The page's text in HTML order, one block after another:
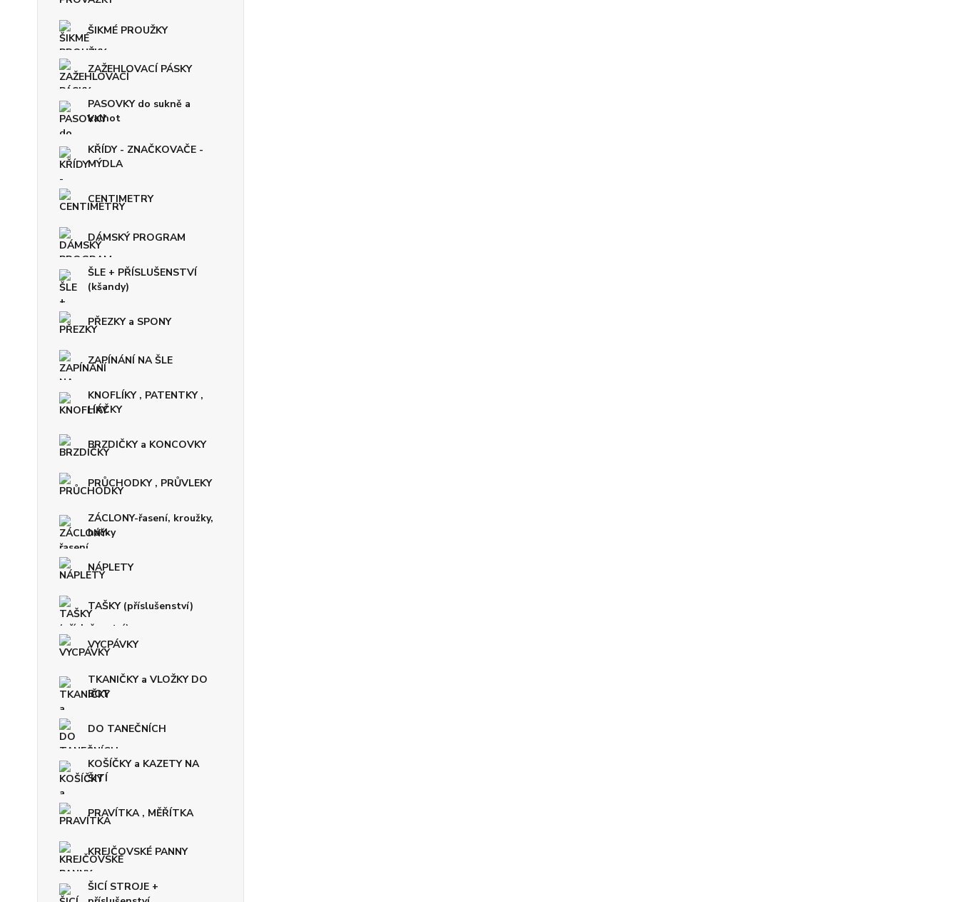
ŠIKMÉ PROUŽKY
ZAŽEHLOVACÍ PÁSKY
PASOVKY do sukně a
kalhot
KŘÍDY - ZNAČKOVAČE -
MÝDLA
CENTIMETRY
DÁMSKÝ PROGRAM
ŠLE + PŘÍSLUŠENSTVÍ
(kšandy)
PŘEZKY a SPONY
ZAPÍNÁNÍ NA ŠLE
KNOFLÍKY , PATENTKY ,
HÁČKY
BRZDIČKY a KONCOVKY
PRŮCHODKY , PRŮVLEKY
ZÁCLONY-řasení, kroužky,
háčky
NÁPLETY
TAŠKY (příslušenství)
VYCPÁVKY
TKANIČKY a VLOŽKY DO
BOT
DO TANEČNÍCH
KOŠÍČKY a KAZETY NA
ŠITÍ
PRAVÍTKA , MĚŘÍTKA
KREJČOVSKÉ PANNY
ŠICÍ STROJE +